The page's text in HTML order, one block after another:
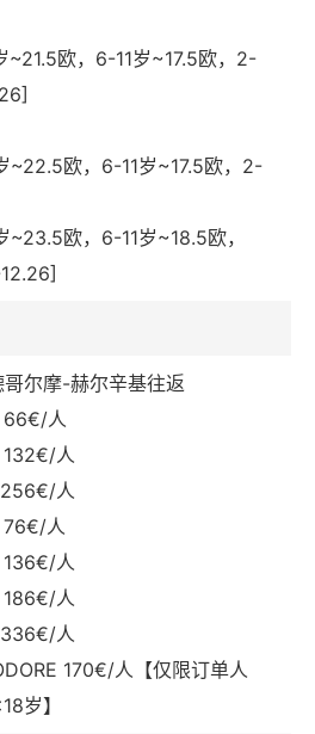
欧，6-11岁~17.5欧，2-
~22.5欧，6-11岁~17.5欧，2-
欧，6-11岁~18.5欧，
尔摩-赫尔辛基往返
66€/人
132€/人
256€/人
76€/人
136€/人
186€/人
336€/人
170€/人【仅限订单人
岁】